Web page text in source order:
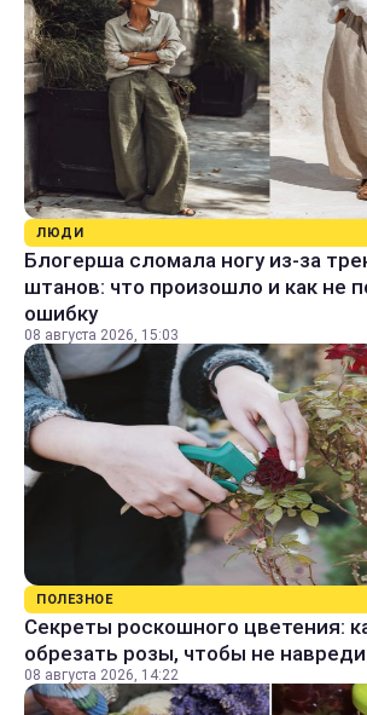
ЛЮДИ
Блогерша сломала ногу из-за
штанов: что произошло и как не
ошибку
08 августа 2026, 15:03
ПОЛЕЗНОЕ
Секреты роскошного цветения:
обрезать розы, чтобы не
08 августа 2026, 14:22